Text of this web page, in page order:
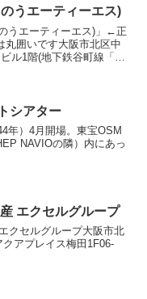
うエーティーエス)
うエーティーエス)」←正
丸囲いです大阪市北区中
ル1階(地下鉄谷町線「中
シアター
年）4月開場。東宝OSM
NAVIOの隣）内にあっ
エクセルグループ
クセルグループ大阪市北
クアプレイス梅田1F06-